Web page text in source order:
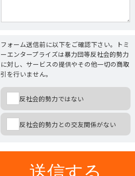
フォーム送信前に以下をご確認下さい。トミ
ーエンタープライズは暴力団等反社会的勢力
に対し、サービスの提供やその他一切の商取
引を行いません。
反社会的勢力ではない
反社会的勢力との交友関係がない